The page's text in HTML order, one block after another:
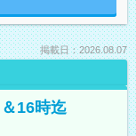
掲載日：2026.08.07
16時迄